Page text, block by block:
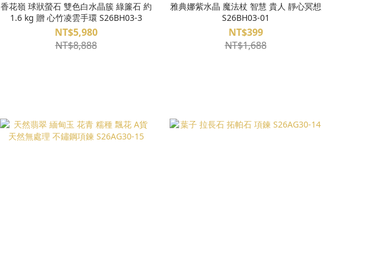
香花嶺 球狀螢石 雙色白水晶簇 綠簾石 約
1.6 kg 贈 心竹凌雲手環 S26BH03-3
NT$5,980
NT$8,888
雅典娜紫水晶 魔法杖 智慧 貴人 靜心冥想
S26BH03-01
NT$399
NT$1,688